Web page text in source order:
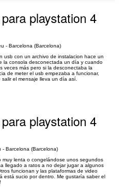
playstation 4
- Barcelona (Barcelona)
usb con un archivo de instalacion hace un
la consola desconectada un día y cuando
veces más pero si la desconectaba la
de meter el usb empezaba a funcionar,
el mensaje lleva un día así.
playstation 4
Barcelona (Barcelona)
muy lenta o congelándose unos segundos
llegado a ratos a no dejar jugar a algunos
funcionan y las plataformas de video
está sucio por dentro. Me gustaría saber el